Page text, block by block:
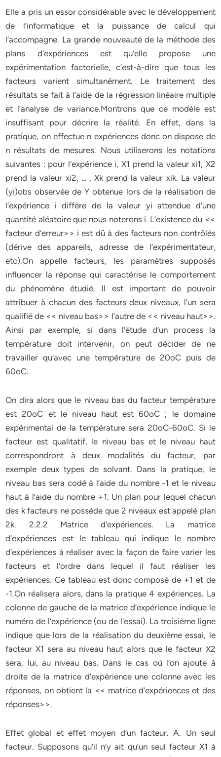
Elle a pris un essor considérable avec le développement
de l’informatique et la puissance de calcul qui
l’accompagne. La grande nouveauté de la méthode des
plans d’expériences est qu’elle propose une
expérimentation factorielle, c’est-à-dire que tous les
facteurs varient simultanément. Le traitement des
résultats se fait à l’aide de la régression linéaire multiple
et l’analyse de variance.Montrons que ce modèle est
insuffisant pour décrire la réalité. En effet, dans la
pratique, on effectue n expériences donc on dispose de
n résultats de mesures. Nous utiliserons les notations
suivantes : pour l’expérience i, X1 prend la valeur xi1, X2
prend la valeur xi2, … , Xk prend la valeur xik. La valeur
(yi)obs observée de Y obtenue lors de la réalisation de
l’expérience i diffère de la valeur yi attendue d’une
quantité aléatoire que nous noterons i. L’existence du <<
facteur d’erreur>> i est dû à des facteurs non contrôlés
(dérive des appareils, adresse de l’expérimentateur,
etc).On appelle facteurs, les paramètres supposés
influencer la réponse qui caractérise le comportement
du phénomène étudié. Il est important de pouvoir
attribuer à chacun des facteurs deux niveaux, l’un sera
qualifié de << niveau bas>> l’autre de << niveau haut>>.
Ainsi par exemple, si dans l’étude d’un process la
température doit intervenir, on peut décider de ne
travailler qu’avec une température de 20oC puis de
60oC.
On dira alors que le niveau bas du facteur température
est 20oC et le niveau haut est 60oC ; le domaine
expérimental de la température sera 20oC-60oC. Si le
facteur est qualitatif, le niveau bas et le niveau haut
correspondront à deux modalités du facteur, par
exemple deux types de solvant. Dans la pratique, le
niveau bas sera codé à l’aide du nombre -1 et le niveau
haut à l’aide du nombre +1. Un plan pour lequel chacun
des k facteurs ne possède que 2 niveaux est appelé plan
2k. 2.2.2 Matrice d’expériences. La matrice
d’expériences est le tableau qui indique le nombre
d’expériences à réaliser avec la façon de faire varier les
facteurs et l’ordre dans lequel il faut réaliser les
expériences. Ce tableau est donc composé de +1 et de
-1.On réalisera alors, dans la pratique 4 expériences. La
colonne de gauche de la matrice d’expérience indique le
numéro de l’expérience (ou de l’essai). La troisième ligne
indique que lors de la réalisation du deuxième essai, le
facteur X1 sera au niveau haut alors que le facteur X2
sera, lui, au niveau bas. Dans le cas où l’on ajoute à
droite de la matrice d’expérience une colonne avec les
réponses, on obtient la << matrice d’expériences et des
réponses>>.
Effet global et effet moyen d’un facteur. A. Un seul
facteur. Supposons qu’il n’y ait qu’un seul facteur X1 à